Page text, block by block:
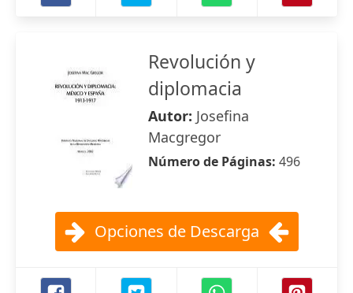
Revolución y
diplomacia
Autor: Josefina
Macgregor
Número de Páginas: 496
Opciones de Descarga